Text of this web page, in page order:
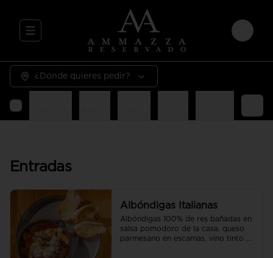
Abrir menu de navegación Login
¿Dónde quieres pedir?
Entradas
Albóndigas Italianas
Albóndigas 100% de res bañadas en
salsa pomodoro de la casa, queso
parmesano en escamas, vino tinto y